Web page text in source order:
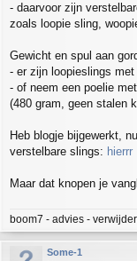
- daarvoor zijn
zoals loopie sling,
Gewicht en spul aan
- er zijn loopieslings met
- of neem een poelie
(480 gram, geen stalen
Heb blogje bijgewerkt,
verstelbare slings: hierrr
Maar dat knopen je
boom7 - advies -
Some-1